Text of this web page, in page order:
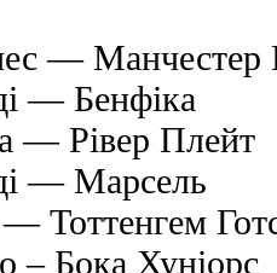
—
— Бенфіка
— Рівер Плейт
— Марсель
— Тоттенгем
– Бока Хуніорс